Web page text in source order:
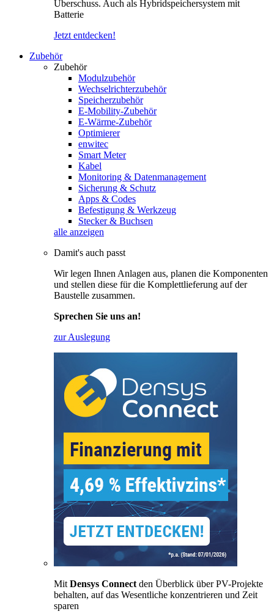
Überschuss. Auch als Hybridspeichersystem mit
Batterie
Jetzt entdecken!
Zubehör
Zubehör
Modulzubehör
Wechselrichterzubehör
Speicherzubehör
E-Mobility-Zubehör
E-Wärme-Zubehör
Optimierer
enwitec
Smart Meter
Kabel
Monitoring & Datenmanagement
Sicherung & Schutz
Apps & Codes
Befestigung & Werkzeug
Stecker & Buchsen
alle anzeigen
Damit's auch passt
Wir legen Ihnen Anlagen aus, planen die Komponenten
und stellen diese für die Komplettlieferung auf der
Baustelle zusammen.
Sprechen Sie uns an!
zur Auslegung
Mit Densys Connect den Überblick über PV-Projekte
behalten, auf das Wesentliche konzentrieren und Zeit
sparen